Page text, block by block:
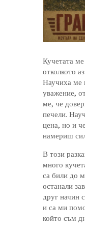
Кучетата
отколкото
Научиха ме
уважение,
ме, че
печели.
цена, но и
намериш
В този
много
са били до
останали
друг начин
и са ми
който съм